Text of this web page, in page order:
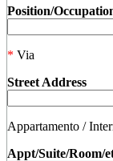
Position/
* Via
Street Address
Appartamento /
Appt/Suite/Room/